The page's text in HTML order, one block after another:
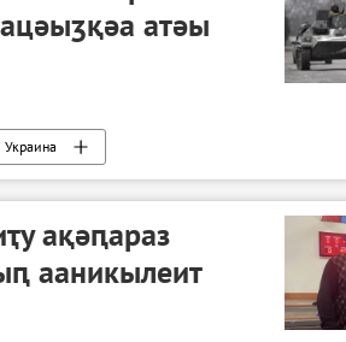
атәы
Украина
ақәԥараз
ааникылеит